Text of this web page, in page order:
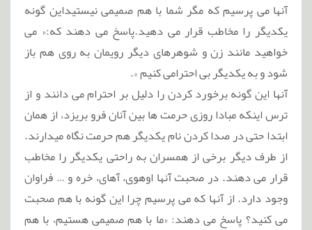
آنها می پرسیم که مگر شما با هم صمیمی نیستیداین گونه
یکدیگر را مخاطب قرار می دهید.پاسخ می دهند که:« می
خواهید مانند زن و شوهرهای دیگر رویمان به روی هم باز
شود و به یکدیگر بی احترامی کنیم ».
آنها این گونه برخورد کردن را دلیل بر احترام می دانند و از
ترس اینکه مبادا روزی حرمت ها بین آنان فرو بریزد، از همان
ابتدا حتی در صدا کردن نام یکدیگر هم حرمت نگاه میدارند.
از طرف دیگر برخی از همسران به راحتی یکدیگر را مخاطب
قرار می دهند. در صحبت آنها اوهوی، آهای، خره و … فراوان
وجود دارد. از آنها که می پرسیم چرا این گونه با هم صحبت
می کنید؟ پاسخ می دهند: «ما با هم صمیمی هستیم، با هم